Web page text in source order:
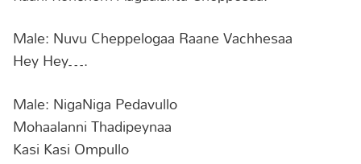
Male: Nuvu Cheppelogaa Raane Vachhesaa
Hey Hey….
Male: NigaNiga Pedavullo
Mohaalanni Thadipeynaa
Kasi Kasi Ompullo